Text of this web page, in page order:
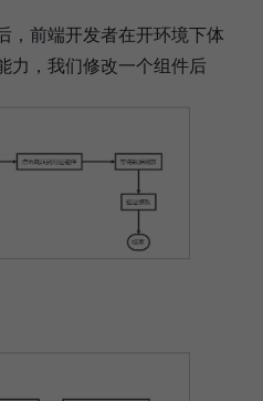
，前端开发者在开环境下体
力，我们修改一个组件后